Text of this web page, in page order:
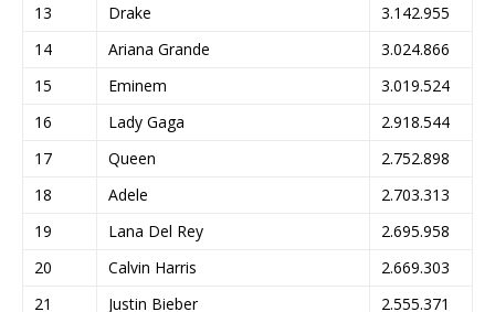
13
Drake
3.142.955
14
Ariana Grande
3.024.866
15
Eminem
3.019.524
16
Lady Gaga
2.918.544
17
Queen
2.752.898
18
Adele
2.703.313
19
Lana Del Rey
2.695.958
20
Calvin Harris
2.669.303
21
Justin Bieber
2.555.371